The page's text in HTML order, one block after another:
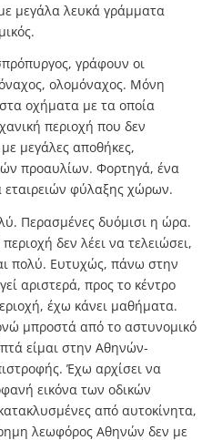
μεγάλα λευκά γράμματα
γράφουν οι
ολομόναχος. Μόνη
οχήματα με τα οποία
περιοχή που δεν
μεγάλες αποθήκες,
προαυλίων. Φορτηγά, ένα
εταιρειών φύλαξης χώρων.
Περασμένες δυόμισι η ώρα.
δεν λέει να τελειώσει,
πολύ. Ευτυχώς, πάνω στην
αριστερά, προς το κέντρο
έχω κάνει μαθήματα.
μπροστά από το αστυνομικό
είμαι στην Αθηνών-
Έχω αρχίσει να
εικόνα των οδικών
από αυτοκίνητα,
λεωφόρος Αθηνών δεν με